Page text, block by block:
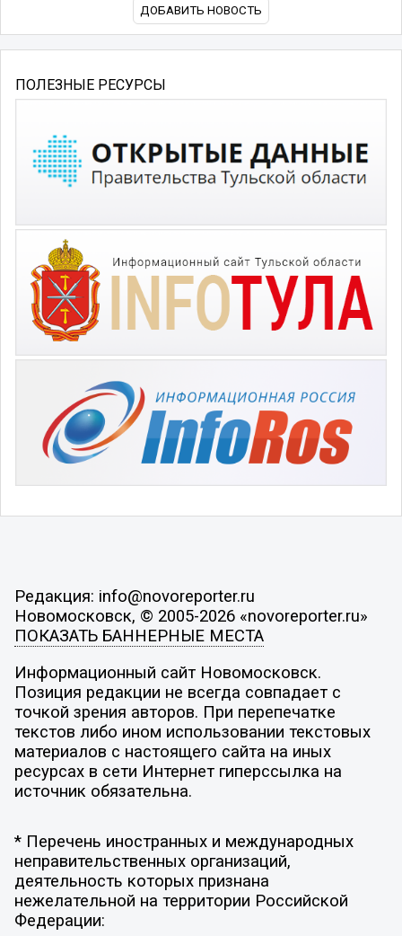
ДОБАВИТЬ НОВОСТЬ
ПОЛЕЗНЫЕ РЕСУРСЫ
Редакция: info@novoreporter.ru
Новомосковск, © 2005-2026 «novoreporter.ru»
ПОКАЗАТЬ БАННЕРНЫЕ МЕСТА
Информационный сайт Новомосковск.
Позиция редакции не всегда совпадает с
точкой зрения авторов. При перепечатке
текстов либо ином использовании текстовых
материалов с настоящего сайта на иных
ресурсах в сети Интернет гиперссылка на
источник обязательна.
* Перечень иностранных и международных
неправительственных организаций,
деятельность которых признана
нежелательной на территории Российской
Федерации: